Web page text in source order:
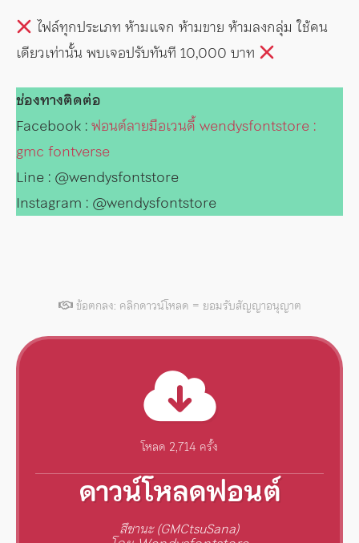
ไฟล์ทุกประเภท ห้ามแจก ห้ามขาย ห้ามลงกลุ่ม ใช้คน
เดียวเท่านั้น พบเจอปรับทันที 10,000 บาท
ช่องทางติดต่อ
Facebook :ฟอนต์ลายมือเวนดี้ wendysfontstore :
gmc fontverse
Line : @wendysfontstore
Instagram : @wendysfontstore
ข้อตกลง: คลิกดาวน์โหลด = ยอมรับสัญญาอนุญาต
โหลด 2,714 ครั้ง
ดาวน์โหลดฟอนต์
สึซานะ (GMCtsuSana)